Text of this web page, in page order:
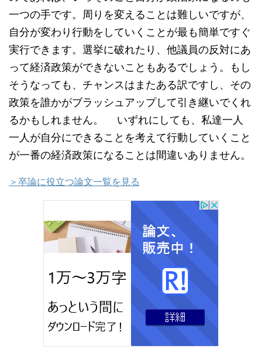
一つの手です。周りを変えることは難しいですが、
自分が変わり行動をしていくことが最も簡単ですぐ
実行できます。選挙に破れたり、他議員の反対にあ
って経済政策ができないこともあるでしょう。もし
そうなっても、チャンスはまたある訳ですし、その
政策を誰かがブラッシュアップして引き継いでくれ
るかもしれません。 いずれにしても、私達一人
一人が自分にできることを考えて行動していくこと
が一番の経済政策になることは間違いありません。
＞卒論に役立つ論文一覧を見る